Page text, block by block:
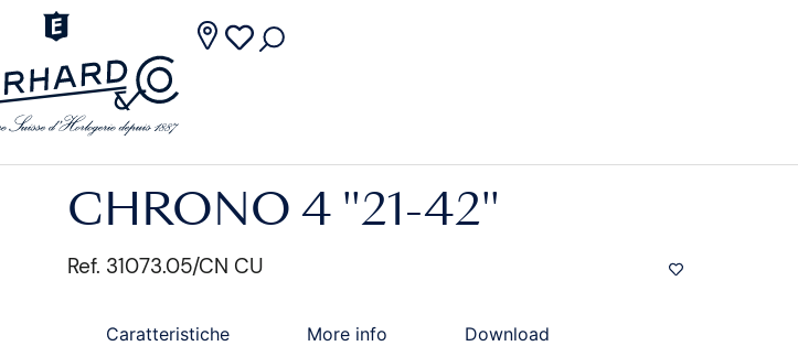
CHRONO 4 "21-42"
Ref. 31073.05/CN CU
Caratteristiche More info Download